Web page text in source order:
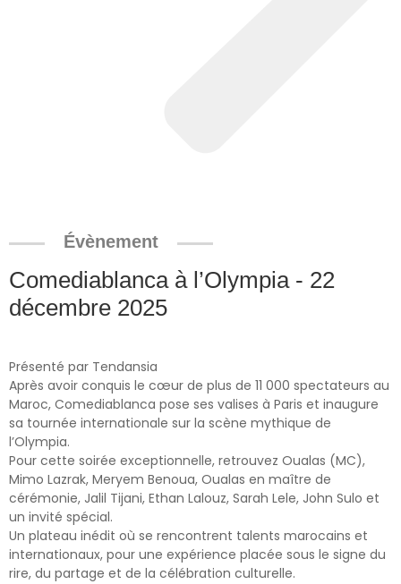
Évènement
Comediablanca à l’Olympia - 22
décembre 2025
Présenté par Tendansia
Après avoir conquis le cœur de plus de 11 000 spectateurs au
Maroc, Comediablanca pose ses valises à Paris et inaugure
sa tournée internationale sur la scène mythique de
l’Olympia.
Pour cette soirée exceptionnelle, retrouvez Oualas (MC),
Mimo Lazrak, Meryem Benoua, Oualas en maître de
cérémonie, Jalil Tijani, Ethan Lalouz, Sarah Lele, John Sulo et
un invité spécial.
Un plateau inédit où se rencontrent talents marocains et
internationaux, pour une expérience placée sous le signe du
rire, du partage et de la célébration culturelle.